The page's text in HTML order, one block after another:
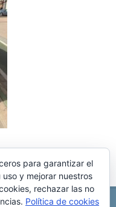
para garantizar el
y mejorar nuestros
rechazar las no
Política de cookies